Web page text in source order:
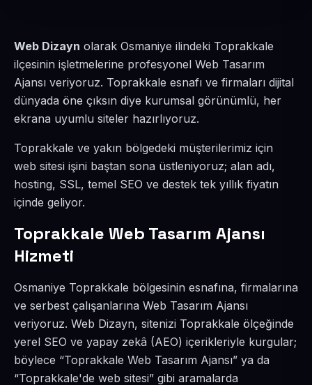
Web Dizayn olarak Osmaniye ilindeki Toprakkale
ilçesinin işletmelerine profesyonel Web Tasarım
Ajansı veriyoruz. Toprakkale esnafı ve firmaları dijital
dünyada öne çıksın diye kurumsal görünümlü, her
ekrana uyumlu siteler hazırlıyoruz.
Toprakkale ve yakın bölgedeki müşterilerimiz için
web sitesi işini baştan sona üstleniyoruz; alan adı,
hosting, SSL, temel SEO ve destek tek yıllık fiyatın
içinde geliyor.
Toprakkale Web Tasarım Ajansı
Hizmeti
Osmaniye Toprakkale bölgesinin esnafına, firmalarına
ve serbest çalışanlarına Web Tasarım Ajansı
veriyoruz. Web Dizayn, sitenizi Toprakkale ölçeğinde
yerel SEO ve yapay zekâ (AEO) içerikleriyle kurgular;
böylece “Toprakkale Web Tasarım Ajansı” ya da
“Toprakkale'de web sitesi” gibi aramalarda